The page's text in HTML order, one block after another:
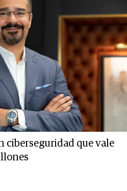
ciberseguridad que vale